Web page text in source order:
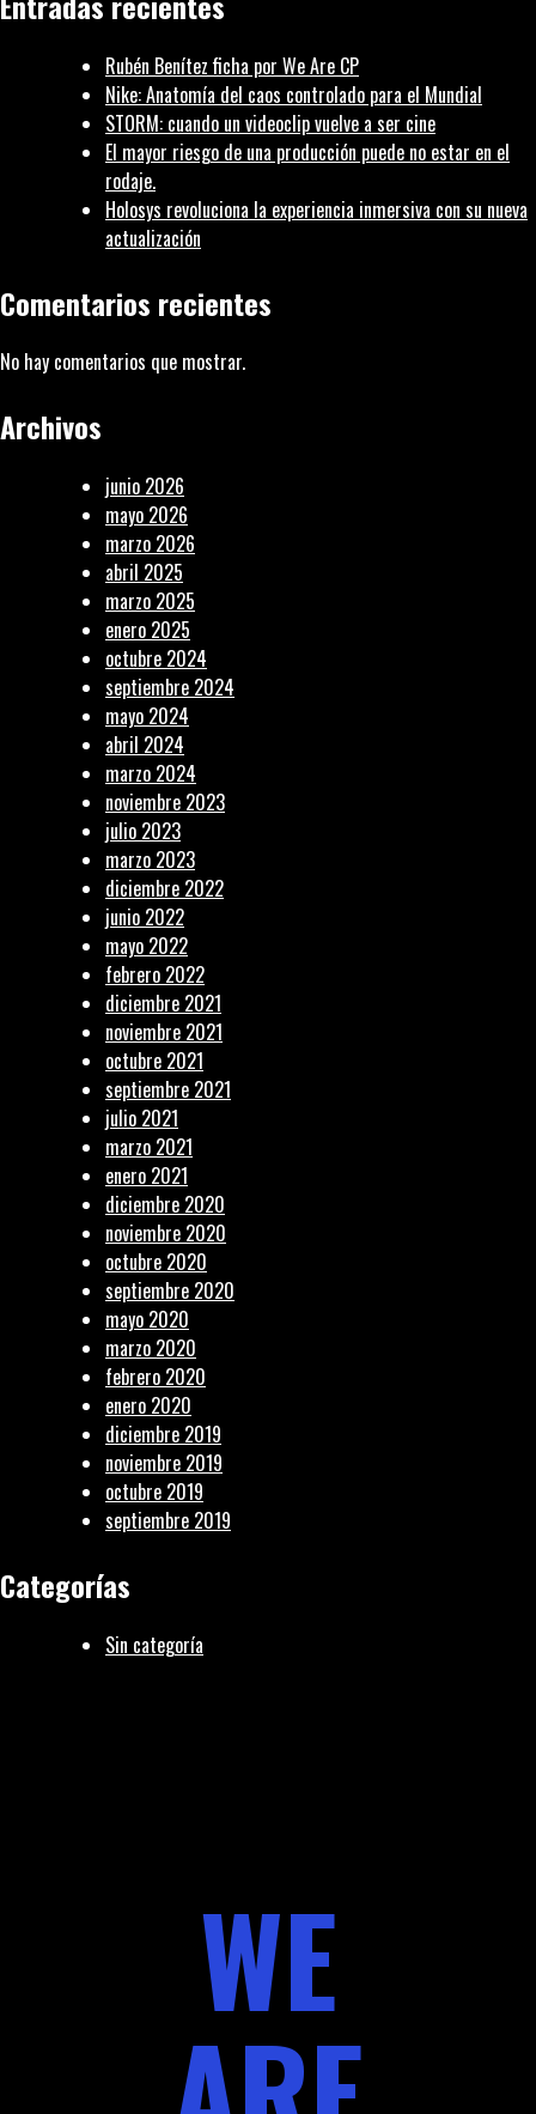
Rubén Benítez ficha por We Are CP
Nike: Anatomía del caos controlado para el Mundial
STORM: cuando un videoclip vuelve a ser cine
El mayor riesgo de una producción puede no estar en el
rodaje.
Holosys revoluciona la experiencia inmersiva con su nueva
actualización
Comentarios recientes
No hay comentarios que mostrar.
Archivos
junio 2026
mayo 2026
marzo 2026
abril 2025
marzo 2025
enero 2025
octubre 2024
septiembre 2024
mayo 2024
abril 2024
marzo 2024
noviembre 2023
julio 2023
marzo 2023
diciembre 2022
junio 2022
mayo 2022
febrero 2022
diciembre 2021
noviembre 2021
octubre 2021
septiembre 2021
julio 2021
marzo 2021
enero 2021
diciembre 2020
noviembre 2020
octubre 2020
septiembre 2020
mayo 2020
marzo 2020
febrero 2020
enero 2020
diciembre 2019
noviembre 2019
octubre 2019
septiembre 2019
Categorías
Sin categoría
WE